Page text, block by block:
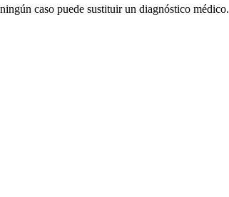
caso puede sustituir un diagnóstico médico.